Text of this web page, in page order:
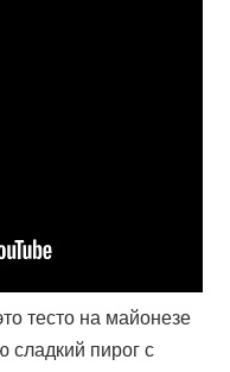
тесто на майонезе
сладкий пирог с